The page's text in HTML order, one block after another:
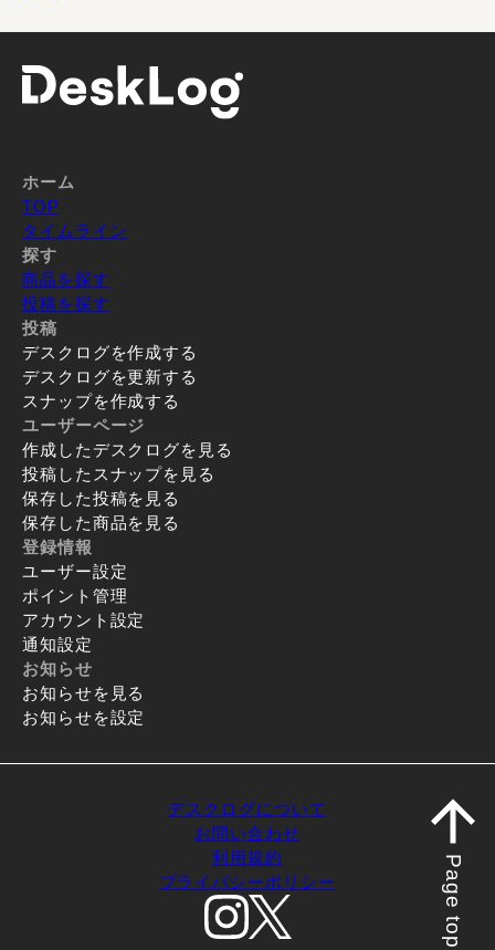
ホーム
TOP
タイムライン
探す
商品を探す
投稿を探す
投稿
デスクログを作成する
デスクログを更新する
スナップを作成する
ユーザーページ
作成したデスクログを見る
投稿したスナップを見る
保存した投稿を見る
保存した商品を見る
登録情報
ユーザー設定
ポイント管理
アカウント設定
通知設定
お知らせ
お知らせを見る
お知らせを設定
デスクログについて
お問い合わせ
利用規約
プライバシーポリシー
Page top